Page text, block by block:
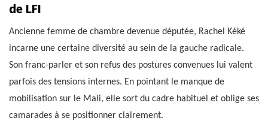
de LFI
Ancienne femme de chambre devenue députée, Rachel Kéké
incarne une certaine diversité au sein de la gauche radicale.
Son franc-parler et son refus des postures convenues lui valent
parfois des tensions internes. En pointant le manque de
mobilisation sur le Mali, elle sort du cadre habituel et oblige ses
camarades à se positionner clairement.